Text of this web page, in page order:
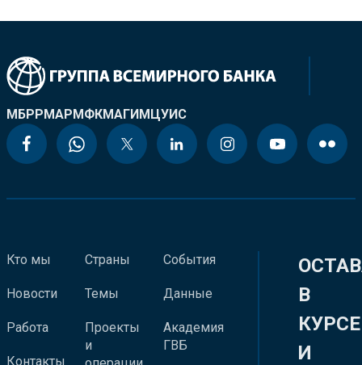
МБРРМАРМФКМАГИМЦУИС
Кто мы
Новости
Работа
Контакты
Страны
Темы
Проекты
и
События
Данные
Академия
ГВБ
В
КУРСЕ
И